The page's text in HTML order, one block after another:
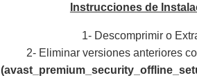
Instrucciones de
1- Descomprimir o
2- Eliminar versiones anteriores